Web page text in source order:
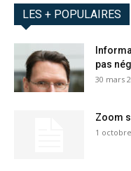
LES + POPULAIRES
pas
30 mars
Zoom
1